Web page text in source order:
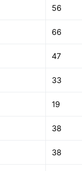
56
66
47
33
19
38
38